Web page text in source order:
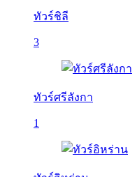
ทัวร์ชิลี
3
ทัวร์ศรีลังกา
1